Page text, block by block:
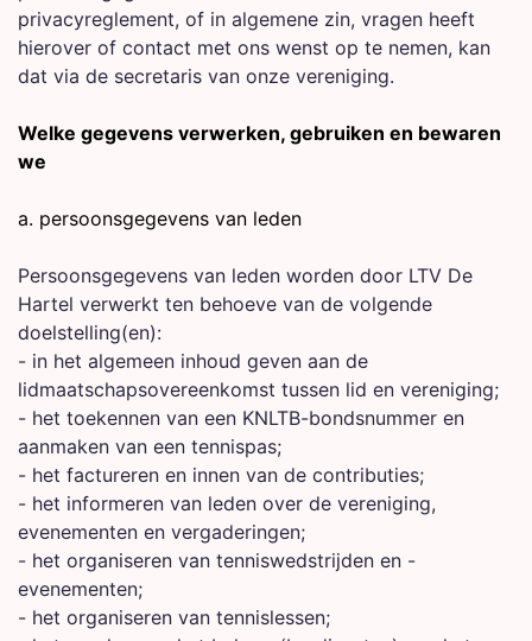
privacyreglement, of in algemene zin, vragen heeft
hierover of contact met ons wenst op te nemen, kan
dat via de secretaris van onze vereniging.
Welke gegevens verwerken, gebruiken en bewaren
we
a. persoonsgegevens van leden
Persoonsgegevens van leden worden door LTV De
Hartel verwerkt ten behoeve van de volgende
doelstelling(en):
- in het algemeen inhoud geven aan de
lidmaatschapsovereenkomst tussen lid en vereniging;
- het toekennen van een KNLTB-bondsnummer en
aanmaken van een tennispas;
- het factureren en innen van de contributies;
- het informeren van leden over de vereniging,
evenementen en vergaderingen;
- het organiseren van tenniswedstrijden en -
evenementen;
- het organiseren van tennislessen;